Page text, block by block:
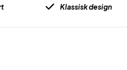
Klassisk design